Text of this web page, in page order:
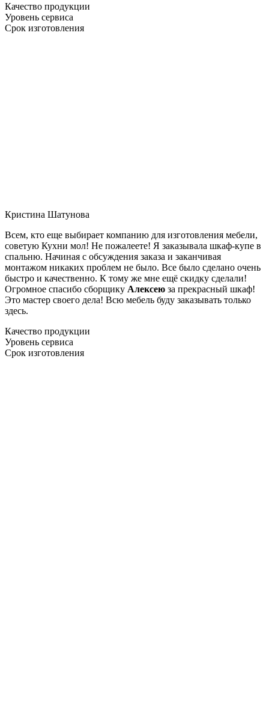
Качество продукции
Уровень сервиса
Срок изготовления
Кристина Шатунова
Всем, кто еще выбирает компанию для изготовления мебели,
советую Кухни мол! Не пожалеете! Я заказывала шкаф-купе в
спальню. Начиная с обсуждения заказа и заканчивая
монтажом никаких проблем не было. Все было сделано очень
быстро и качественно. К тому же мне ещё скидку сделали!
Огромное спасибо сборщику Алексею за прекрасный шкаф!
Это мастер своего дела! Всю мебель буду заказывать только
здесь.
Качество продукции
Уровень сервиса
Срок изготовления